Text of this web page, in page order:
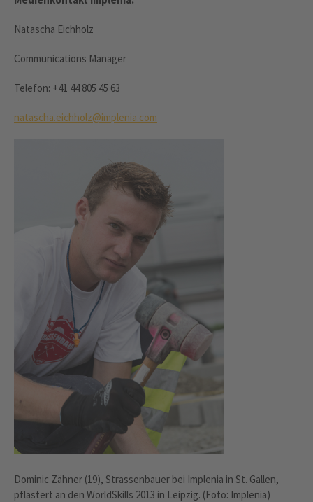
Natascha Eichholz
Communications Manager
Telefon: +41 44 805 45 63
natascha.eichholz@implenia.com
Dominic Zähner (19), Strassenbauer bei Implenia in St. Gallen,
pflästert an den WorldSkills 2013 in Leipzig. (Foto: Implenia)